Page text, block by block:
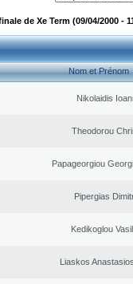
de Xe Term (09/04/2000 -
Nom et Prénom
Nikolaidis
Theodorou
Papageorgiou
Pipergias
Kedikoglou
Liaskos